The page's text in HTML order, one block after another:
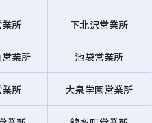
所 下北沢営業所
業所 池袋営業所
所 大泉学園営業所